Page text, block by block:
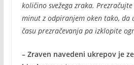
količino svežega zraka.
minut z odpiranjem oken tako, da
času prezračevanja pa izklopite
– Zraven navedeni ukrepov je